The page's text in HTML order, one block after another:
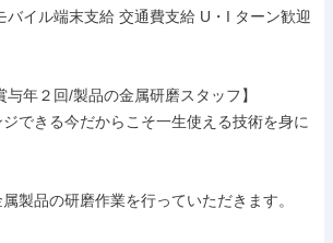
バイル端末支給 交通費支給 U・I ターン歓迎
与年２回/製品の金属研磨スタッフ】
できる今だからこそ一生使える技術を身に
製品の研磨作業を行っていただきます。